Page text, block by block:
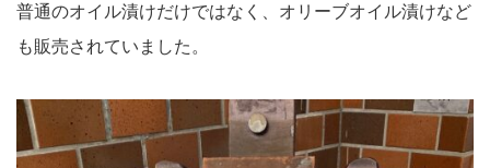
普通のオイル漬けだけではなく、オリーブオイル漬けなど
も販売されていました。